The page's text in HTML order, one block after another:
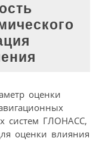
оценки
систем ГЛОНАСС,
оценки влияния